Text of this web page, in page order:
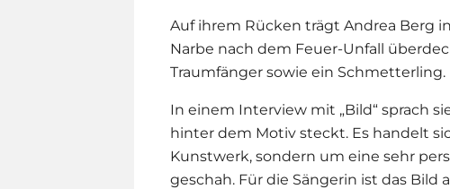
Auf ihrem Rücken trägt Andrea Berg
Narbe nach dem Feuer-Unfall
Traumfänger sowie ein Schmetterling.
In einem Interview mit „Bild“ sprach
hinter dem Motiv steckt. Es handelt
Kunstwerk, sondern um eine sehr
geschah. Für die Sängerin ist das